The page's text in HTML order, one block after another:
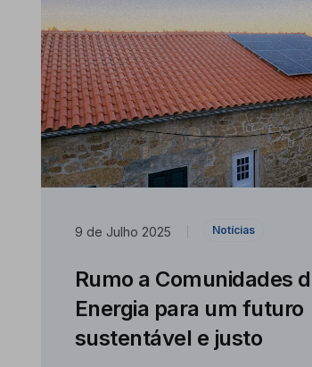
9 de Julho 2025 Notícias
Rumo a Comunidades
Energia para um futuro
sustentável e justo